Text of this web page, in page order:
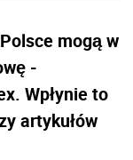
mogą w
-
Wpłynie to
artykułów